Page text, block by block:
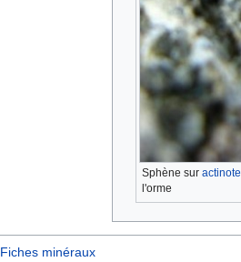
Sphène sur actinote
l'orme
Fiches minéraux